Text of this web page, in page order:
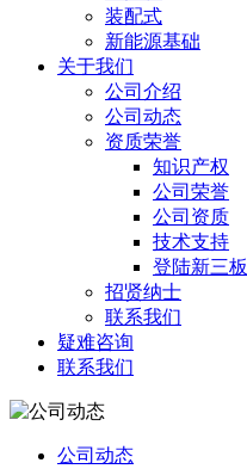
装配式
新能源基础
关于我们
公司介绍
公司动态
资质荣誉
知识产权
公司荣誉
公司资质
技术支持
登陆新三板
招贤纳士
联系我们
疑难咨询
联系我们
公司动态